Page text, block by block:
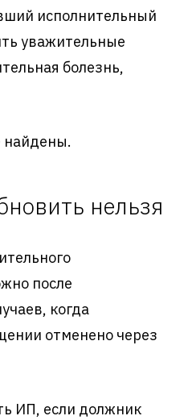
исполнительный
уважительные
болезнь,
найдены.
нельзя
после
когда
отменено через
ИП, если должник